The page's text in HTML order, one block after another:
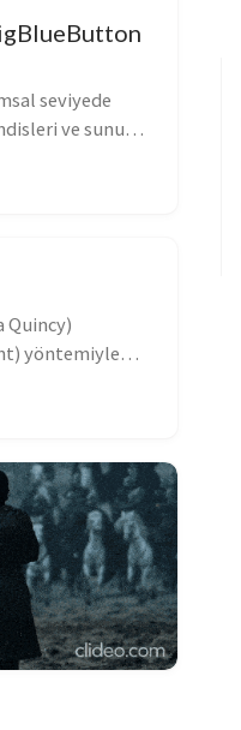
seviyede
ve sunucu
Quincy)
yöntemiyle